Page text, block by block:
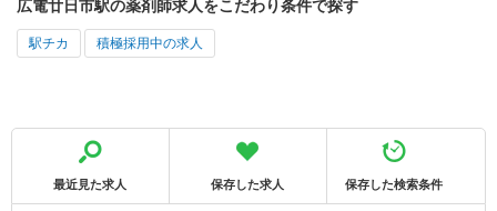
広電廿日市駅の薬剤師求人をこだわり条件で探す
駅チカ 積極採用中の求人
最近見た求人 保存した求人 保存した検索条件